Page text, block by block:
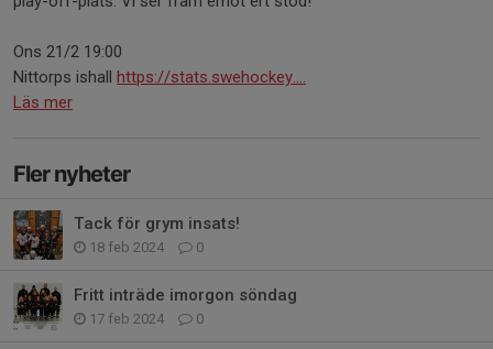
Ons 21/2 19:00
Nittorps ishall https://stats.swehockey....
Läs mer
Fler nyheter
Tack för grym insats!
18 feb 2024 0
Fritt inträde imorgon söndag
17 feb 2024 0